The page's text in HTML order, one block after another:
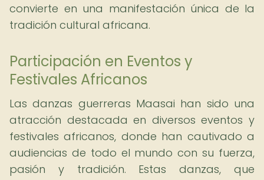
convierte en una manifestación única de la
tradición cultural africana.
Participación en Eventos y
Festivales Africanos
Las danzas guerreras Maasai han sido una
atracción destacada en diversos eventos y
festivales africanos, donde han cautivado a
audiencias de todo el mundo con su fuerza,
pasión y tradición. Estas danzas, que